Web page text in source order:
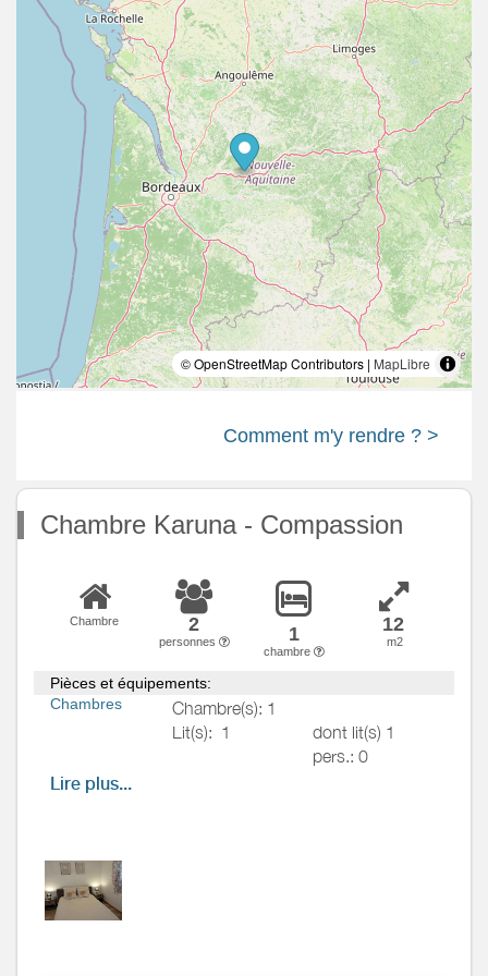
parenthèse profondément ressourçante au rythme de la
nature.
Plus d’informations sur son site : untempsdeyoga.fr
© OpenStreetMap Contributors | MapLibre
Comment m'y rendre ? >
Chambre Karuna - Compassion
Chambre 2
personnes 1
chambre
12
m2
Pièces et équipements:
Chambres
Chambre(s): 1
Lit(s): 1
dont lit(s) 1
pers.: 0
Lire plus...